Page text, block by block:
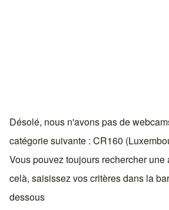
Désolé, nous n'avons pas de
catégorie suivante : CR160
Vous pouvez toujours rechercher une
celà, saisissez vos critères dans la
dessous